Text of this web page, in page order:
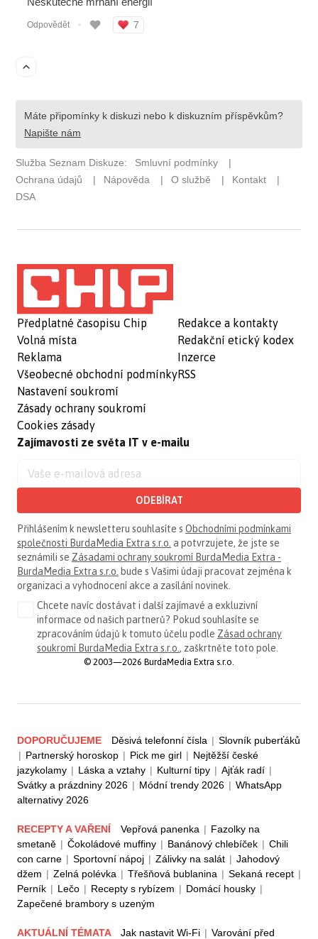
Předplatné časopisu Chip
Volná místa
Reklama
Všeobecné obchodní podmínky
Nastavení soukromí
Zásady ochrany soukromí
Cookies zásady
Redakce a kontakty
Redakční etický kodex
Inzerce
RSS
Zajímavosti ze světa IT v e-mailu
ODEBÍRAT
Přihlášením k newsletteru souhlasíte s Obchodními podmínkami
společnosti BurdaMedia Extra s.r.o. a potvrzujete, že jste se
seznámili se Zásadami ochrany soukromí BurdaMedia Extra -
BurdaMedia Extra s.r.o. bude s Vašimi údaji pracovat zejména k
organizaci a vyhodnocení akce a zasílání novinek.
Chcete navíc dostávat i další zajímavé a exkluzivní
informace od našich partnerů? Pokud souhlasíte se
zpracováním údajů k tomuto účelu podle Zásad ochrany
soukromí BurdaMedia Extra s.r.o. , zaškrtněte toto pole.
© 2003—2026 BurdaMedia Extra s.r.o.
DOPORUČUJEME Děsivá telefonní čísla | Slovník puberťáků
| Partnerský horoskop | Pick me girl | Nejtěžší české
jazykolamy | Láska a vztahy | Kulturní tipy | Ajťák radí |
Svátky a prázdniny 2026 | Módní trendy 2026 | WhatsApp
alternativy 2026
RECEPTY A VAŘENÍ Vepřová panenka | Fazolky na
smetaně | Čokoládové muffiny | Banánový chlebíček | Chili
con carne | Sportovní nápoj | Zálivky na salát | Jahodový
džem | Zelná polévka | Třešňová bublanina | Sekaná recept |
Perník | Lečo | Recepty s rybízem | Domácí housky |
Zapečené brambory s uzeným
AKTUÁLNÍ TÉMATA Jak nastavit Wi-Fi | Varování před